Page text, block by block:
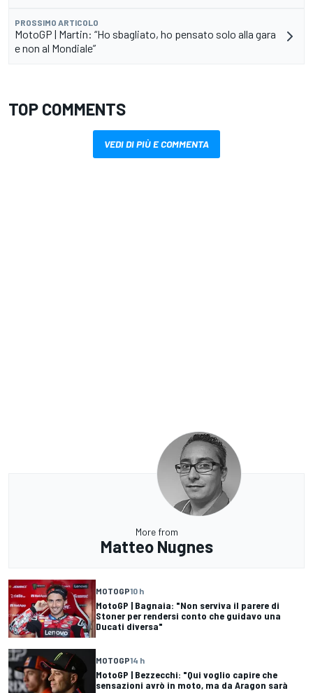
PROSSIMO ARTICOLO
MotoGP | Martin: “Ho sbagliato, ho pensato solo alla gara
e non al Mondiale”
TOP COMMENTS
VEDI DI PIÙ E COMMENTA
More from
Matteo Nugnes
MOTOGP10 h
MotoGP | Bagnaia: "Non serviva il parere di
Stoner per rendersi conto che guidavo una
Ducati diversa"
MOTOGP14 h
MotoGP | Bezzecchi: "Qui voglio capire che
sensazioni avrò in moto, ma da Aragon sarà